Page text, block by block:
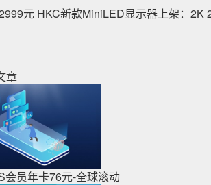
元 HKC新款MiniLED显示器上架：2K
章
会员年卡76元-全球滚动